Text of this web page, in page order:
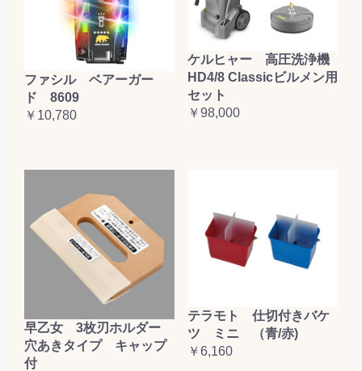
ファシル ベアーガー
ド 8609
￥10,780
ケルヒャー 高圧洗浄機
HD4/8 Classicビルメン用
セット
￥98,000
早乙女 3枚刃ホルダー
穴あきタイプ キャップ
付
テラモト 仕切付きバケ
ツ ミニ （青/赤)
￥6,160